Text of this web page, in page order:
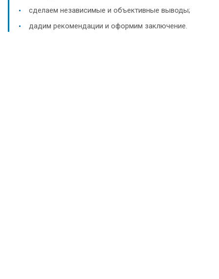
сделаем независимые и объективные выводы;
дадим рекомендации и оформим заключение.